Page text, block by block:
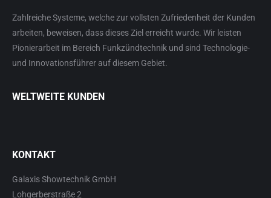
Zahlreiche Systeme, welche zur vollsten Zufriedenheit der Kunden
arbeiten, beweisen, dass dieses Ziel erreicht wurde. Wir leisten
Pionierarbeit im Bereich Funkzündtechnik und sind Technologie-
und Innovationsführer auf diesem Gebiet.
WELTWEITE KUNDEN
KONTAKT
Galaxis Showtechnik GmbH
Lohgerberstraße 2